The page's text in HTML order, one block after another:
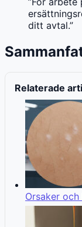
ditt avtal.”
Relaterade
Orsaker och